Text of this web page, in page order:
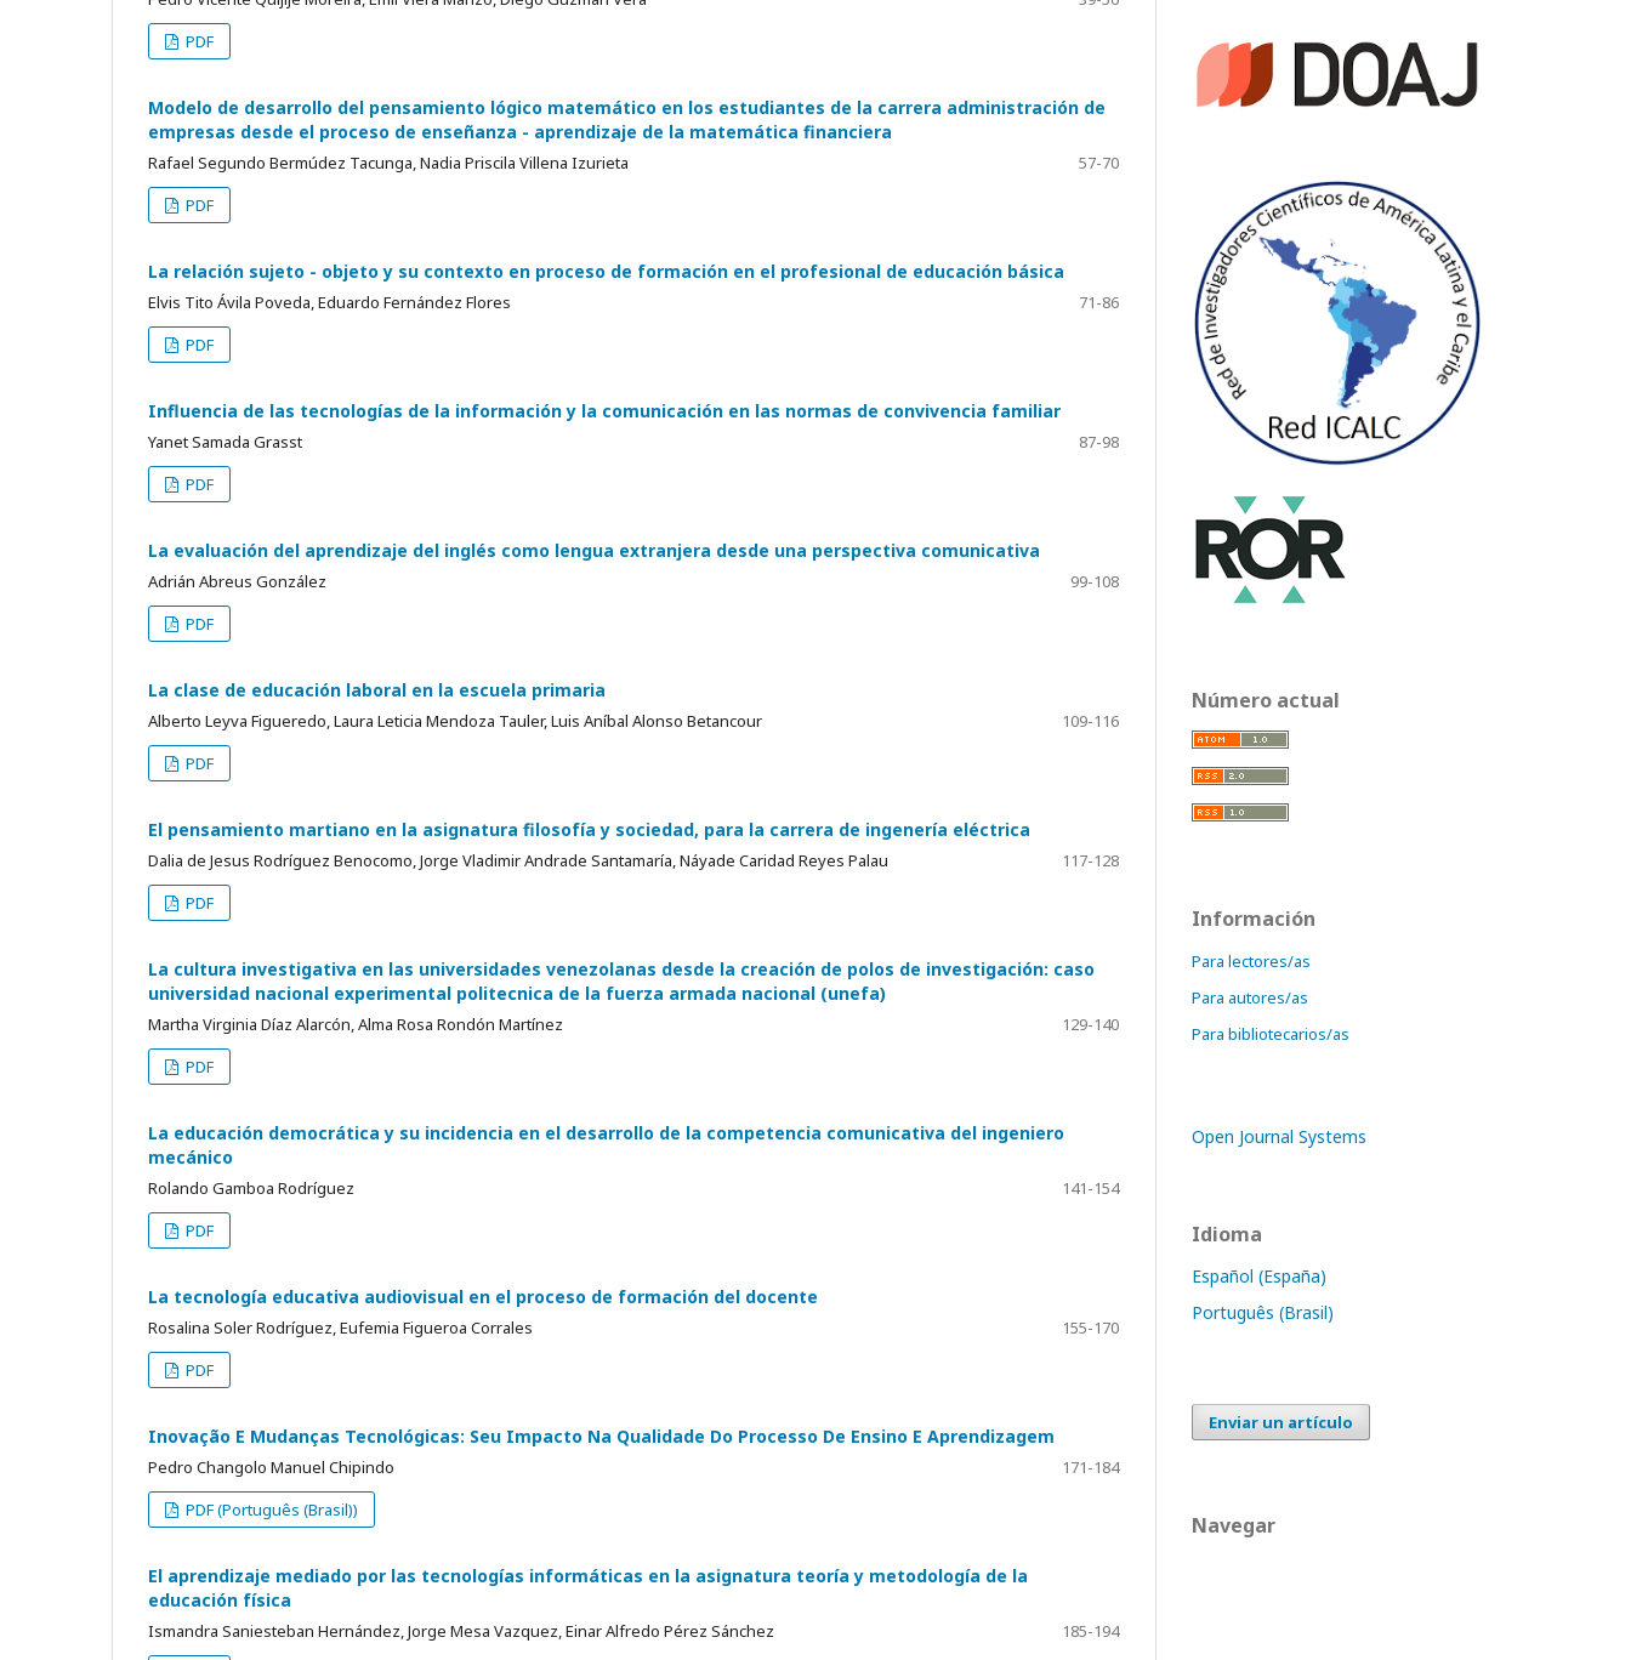
PDF
Modelo de desarrollo del pensamiento lógico matemático en los estudiantes de la carrera administración de
empresas desde el proceso de enseñanza - aprendizaje de la matemática financiera
Rafael Segundo Bermúdez Tacunga, Nadia Priscila Villena Izurieta
57-70
PDF
La relación sujeto - objeto y su contexto en proceso de formación en el profesional de educación básica
Elvis Tito Ávila Poveda, Eduardo Fernández Flores
71-86
PDF
Influencia de las tecnologías de la información y la comunicación en las normas de convivencia familiar
Yanet Samada Grasst
87-98
PDF
La evaluación del aprendizaje del inglés como lengua extranjera desde una perspectiva comunicativa
Adrián Abreus González
99-108
PDF
La clase de educación laboral en la escuela primaria
Alberto Leyva Figueredo, Laura Leticia Mendoza Tauler, Luis Aníbal Alonso Betancour
109-116
PDF
El pensamiento martiano en la asignatura filosofía y sociedad, para la carrera de ingenería eléctrica
Dalia de Jesus Rodríguez Benocomo, Jorge Vladimir Andrade Santamaría, Náyade Caridad Reyes Palau
117-128
PDF
La cultura investigativa en las universidades venezolanas desde la creación de polos de investigación: caso
universidad nacional experimental politecnica de la fuerza armada nacional (unefa)
Martha Virginia Díaz Alarcón, Alma Rosa Rondón Martínez
129-140
PDF
La educación democrática y su incidencia en el desarrollo de la competencia comunicativa del ingeniero
mecánico
Rolando Gamboa Rodríguez
141-154
PDF
La tecnología educativa audiovisual en el proceso de formación del docente
Rosalina Soler Rodríguez, Eufemia Figueroa Corrales
155-170
PDF
Inovação E Mudanças Tecnológicas: Seu Impacto Na Qualidade Do Processo De Ensino E Aprendizagem
Pedro Changolo Manuel Chipindo
171-184
PDF (Português (Brasil))
El aprendizaje mediado por las tecnologías informáticas en la asignatura teoría y metodología de la
educación física
Ismandra Saniesteban Hernández, Jorge Mesa Vazquez, Einar Alfredo Pérez Sánchez 185-194
Número actual
Información
Para lectores/as
Para autores/as
Para bibliotecarios/as
Open Journal Systems
Idioma
Español (España)
Português (Brasil)
Enviar un artículo
Navegar